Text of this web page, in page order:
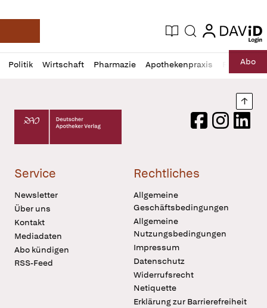
Deutsche Apotheker Zeitung
Aktuelle Ausgabe
Suche login
login
Politik Wirtschaft Pharmazie Apothekenpraxis RechtAbo
Profil
öffnen
Daz
Pur
Deutscher Apotheker Verlag Logo
FacebookInstagram
Service
Newsletter
Über uns
Kontakt
Mediadaten
Abo kündigen
RSS-Feed
Rechtliches
Allgemeine
Geschäftsbedingungen
Allgemeine
Nutzungsbedingungen
Impressum
Datenschutz
Widerrufsrecht
Netiquette
Erklärung zur Barrierefreiheit